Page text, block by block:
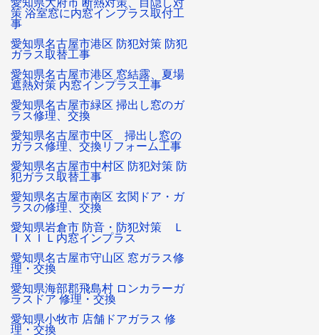
愛知県大府市 断熱対策、目隠し対
策 浴室窓に内窓インプラス取付工
事
愛知県名古屋市港区 防犯対策 防犯
ガラス取替工事
愛知県名古屋市港区 窓結露、夏場
遮熱対策 内窓インプラス工事
愛知県名古屋市緑区 掃出し窓のガ
ラス修理、交換
愛知県名古屋市中区 掃出し窓の
ガラス修理、交換リフォーム工事
愛知県名古屋市中村区 防犯対策 防
犯ガラス取替工事
愛知県名古屋市南区 玄関ドア・ガ
ラスの修理、交換
愛知県岩倉市 防音・防犯対策 Ｌ
ＩＸＩＬ内窓インプラス
愛知県名古屋市守山区 窓ガラス修
理・交換
愛知県海部郡飛島村 ロンカラーガ
ラスドア 修理・交換
愛知県小牧市 店舗ドアガラス 修
理・交換